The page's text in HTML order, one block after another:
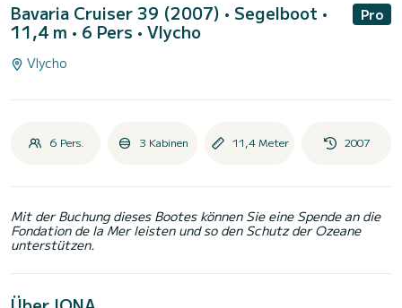
Bavaria Cruiser 39 (2007) • Segelboot •
11,4 m • 6 Pers • Vlycho
Pro
Vlycho
6 Pers. 3 Kabinen 11,4 Meter 2007
Mit der Buchung dieses Bootes können Sie eine Spende an die
Fondation de la Mer leisten und so den Schutz der Ozeane
unterstützen.